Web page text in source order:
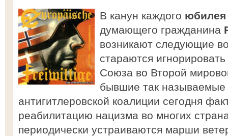
В канун каждого
думающего гражданина
возникают следующие
стараются
Союза во Второй
бывшие так называемые
антигитлеровской коалиции сегодня
реабилитацию нацизма во многих
периодически устраиваются марши